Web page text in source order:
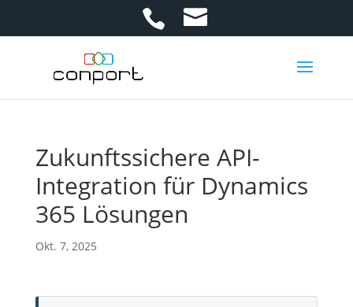
Zukunftssichere API-
Integration für Dynamics
365 Lösungen
Okt. 7, 2025